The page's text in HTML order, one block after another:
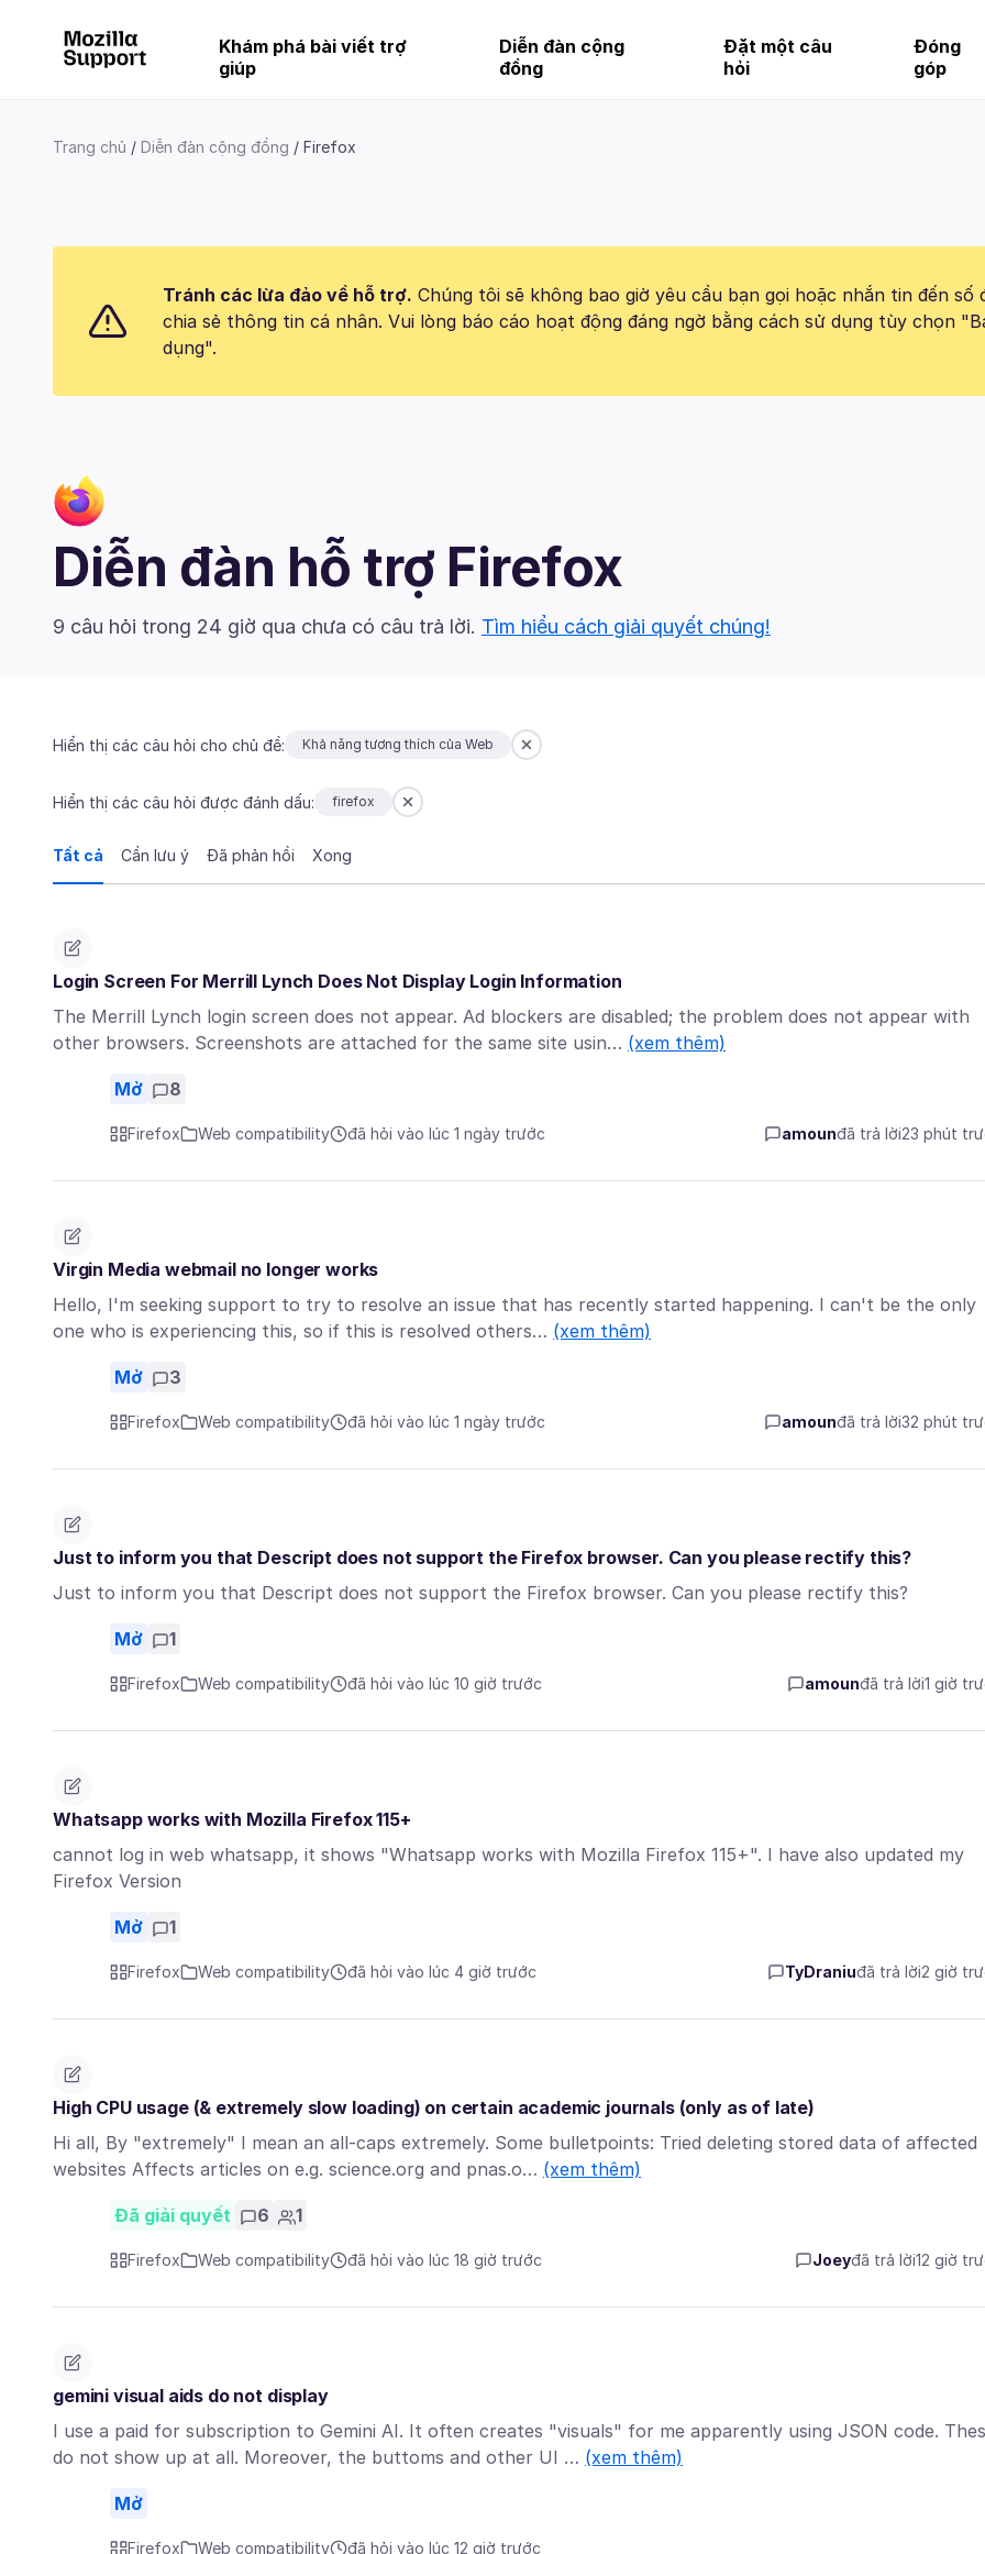
Khám phá bài viết trợ
giúp
Diễn đàn cộng
đồng
Đặt một câu
hỏi
Đóng
góp
Trang chủ Diễn đàn cộng đồng Firefox
Tránh các lừa đảo về hỗ trợ. Chúng tôi sẽ không bao giờ yêu cầu bạn gọi hoặc nhắn tin đến số
chia sẻ thông tin cá nhân. Vui lòng báo cáo hoạt động đáng ngờ bằng cách sử dụng tùy chọn
dụng".
Diễn đàn hỗ trợ Firefox
9 câu hỏi trong 24 giờ qua chưa có câu trả lời. Tìm hiểu cách giải quyết chúng!
Hiển thị các câu hỏi cho chủ đề: Khả năng tương thích của Web
Hiển thị các câu hỏi được đánh dấu: firefox
Tất cả Cần lưu ý Đã phản hồi Xong
Login Screen For Merrill Lynch Does Not Display Login Information
The Merrill Lynch login screen does not appear. Ad blockers are disabled; the problem does not appear with
other browsers. Screenshots are attached for the same site usin… (xem thêm)
Mở 8
Firefox Web compatibility đã hỏi vào lúc 1 ngày trước amounđã trả lời23 phút
Virgin Media webmail no longer works
Hello, I'm seeking support to try to resolve an issue that has recently started happening. I can't be the only
one who is experiencing this, so if this is resolved others… (xem thêm)
Mở 3
Firefox Web compatibility đã hỏi vào lúc 1 ngày trước amounđã trả lời32 phút
Just to inform you that Descript does not support the Firefox browser. Can you please rectify this?
Just to inform you that Descript does not support the Firefox browser. Can you please rectify this?
Mở 1
Firefox Web compatibility đã hỏi vào lúc 10 giờ trước amounđã trả lời1 giờ
Whatsapp works with Mozilla Firefox 115+
cannot log in web whatsapp, it shows "Whatsapp works with Mozilla Firefox 115+". I have also updated my
Firefox Version
Mở 1
Firefox Web compatibility đã hỏi vào lúc 4 giờ trước TyDraniuđã trả lời2 giờ
High CPU usage (& extremely slow loading) on certain academic journals (only as of late)
Hi all, By "extremely" I mean an all-caps extremely. Some bulletpoints: Tried deleting stored data of affected
websites Affects articles on e.g. science.org and pnas.o… (xem thêm)
Đã giải quyết 6 1
Firefox Web compatibility đã hỏi vào lúc 18 giờ trước Joeyđã trả lời12 giờ
gemini visual aids do not display
I use a paid for subscription to Gemini AI. It often creates "visuals" for me apparently using JSON code.
do not show up at all. Moreover, the buttoms and other UI … (xem thêm)
Mở
Firefox Web compatibility đã hỏi vào lúc 12 giờ trước